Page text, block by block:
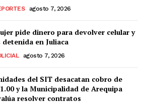
agosto 7, 2026
pide dinero para devolver celular y
detenida en Juliaca
agosto 7, 2026
del SIT desacatan cobro de
y la Municipalidad de Arequipa
resolver contratos